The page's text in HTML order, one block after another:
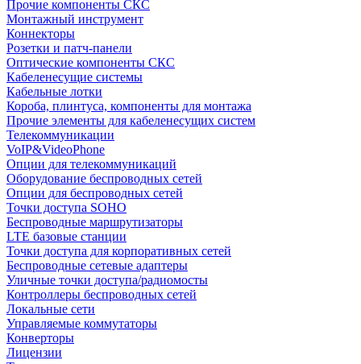
Прочие компоненты СКС
Монтажный инструмент
Коннекторы
Розетки и патч-панели
Оптические компоненты СКС
Кабеленесущие системы
Кабельные лотки
Короба, плинтуса, компоненты для монтажа
Прочие элементы для кабеленесущих систем
Телекоммуникации
VoIP&VideoPhone
Опции для телекоммуникаций
Оборудование беспроводных сетей
Опции для беспроводных сетей
Точки доступа SOHO
Беспроводные маршрутизаторы
LTE базовые станции
Точки доступа для корпоративных сетей
Беспроводные сетевые адаптеры
Уличные точки доступа/радиомосты
Контроллеры беспроводных сетей
Локальные сети
Управляемые коммутаторы
Конверторы
Лицензии